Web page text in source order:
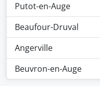
Putot-en-Auge
Beaufour-Druval
Angerville
Beuvron-en-Auge